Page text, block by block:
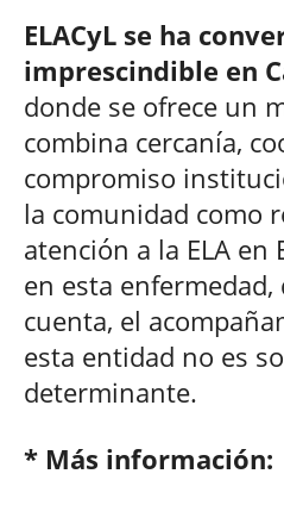
ELACyL se ha
imprescindible en
donde se ofrece un
combina cercanía,
compromiso
la comunidad como
atención a la ELA en
en esta enfermedad,
cuenta, el
esta entidad no es
determinante.
* Más información: